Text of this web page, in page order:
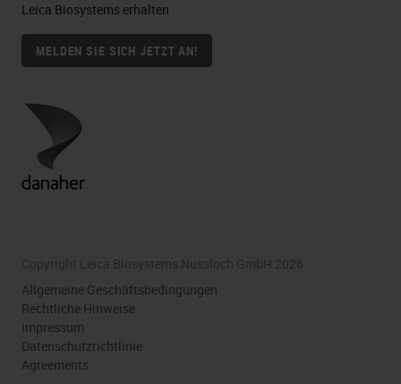
Leica Biosystems erhalten
MELDEN SIE SICH JETZT AN!
Copyright Leica Biosystems Nussloch GmbH 2026
Allgemeine Geschäftsbedingungen
Rechtliche Hinweise
Impressum
Datenschutzrichtlinie
Agreements